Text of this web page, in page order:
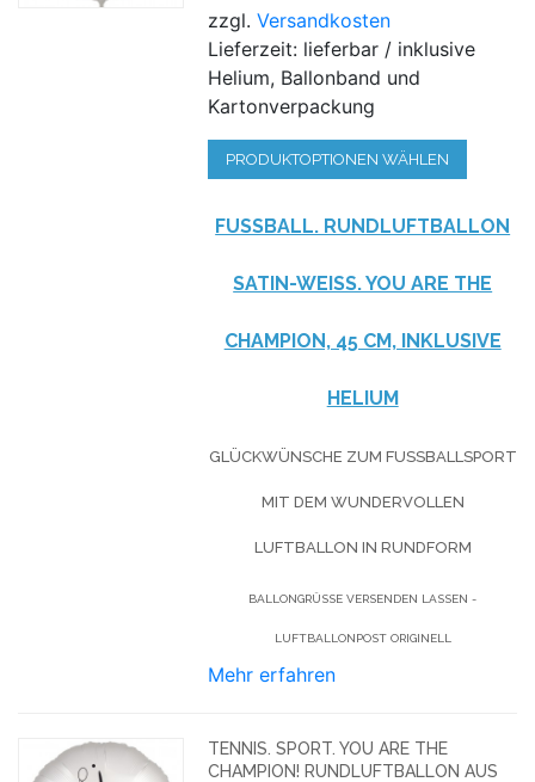
zzgl.Versandkosten
Lieferzeit: lieferbar / inklusive
Helium, Ballonband und
Kartonverpackung
PRODUKTOPTIONEN WÄHLEN
FUSSBALL. RUNDLUFTBALLON S
ATIN-WEISS. YOU ARE THE C
HAMPION, 45 CM, INKLUSIVE H
ELIUM
GLÜCKWÜNSCHE ZUM FUSSBALLSPORT M
IT DEM WUNDERVOLLEN L
UFTBALLON IN RUNDFORM
BALLONGRÜSSE VERSENDEN LASSEN - L
UFTBALLONPOST ORIGINELL
Mehr erfahren
TENNIS. SPORT. YOU ARE THE
CHAMPION! RUNDLUFTBALLON AUS